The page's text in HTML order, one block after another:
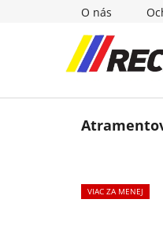
O nás
VIAC ZA MENEJ